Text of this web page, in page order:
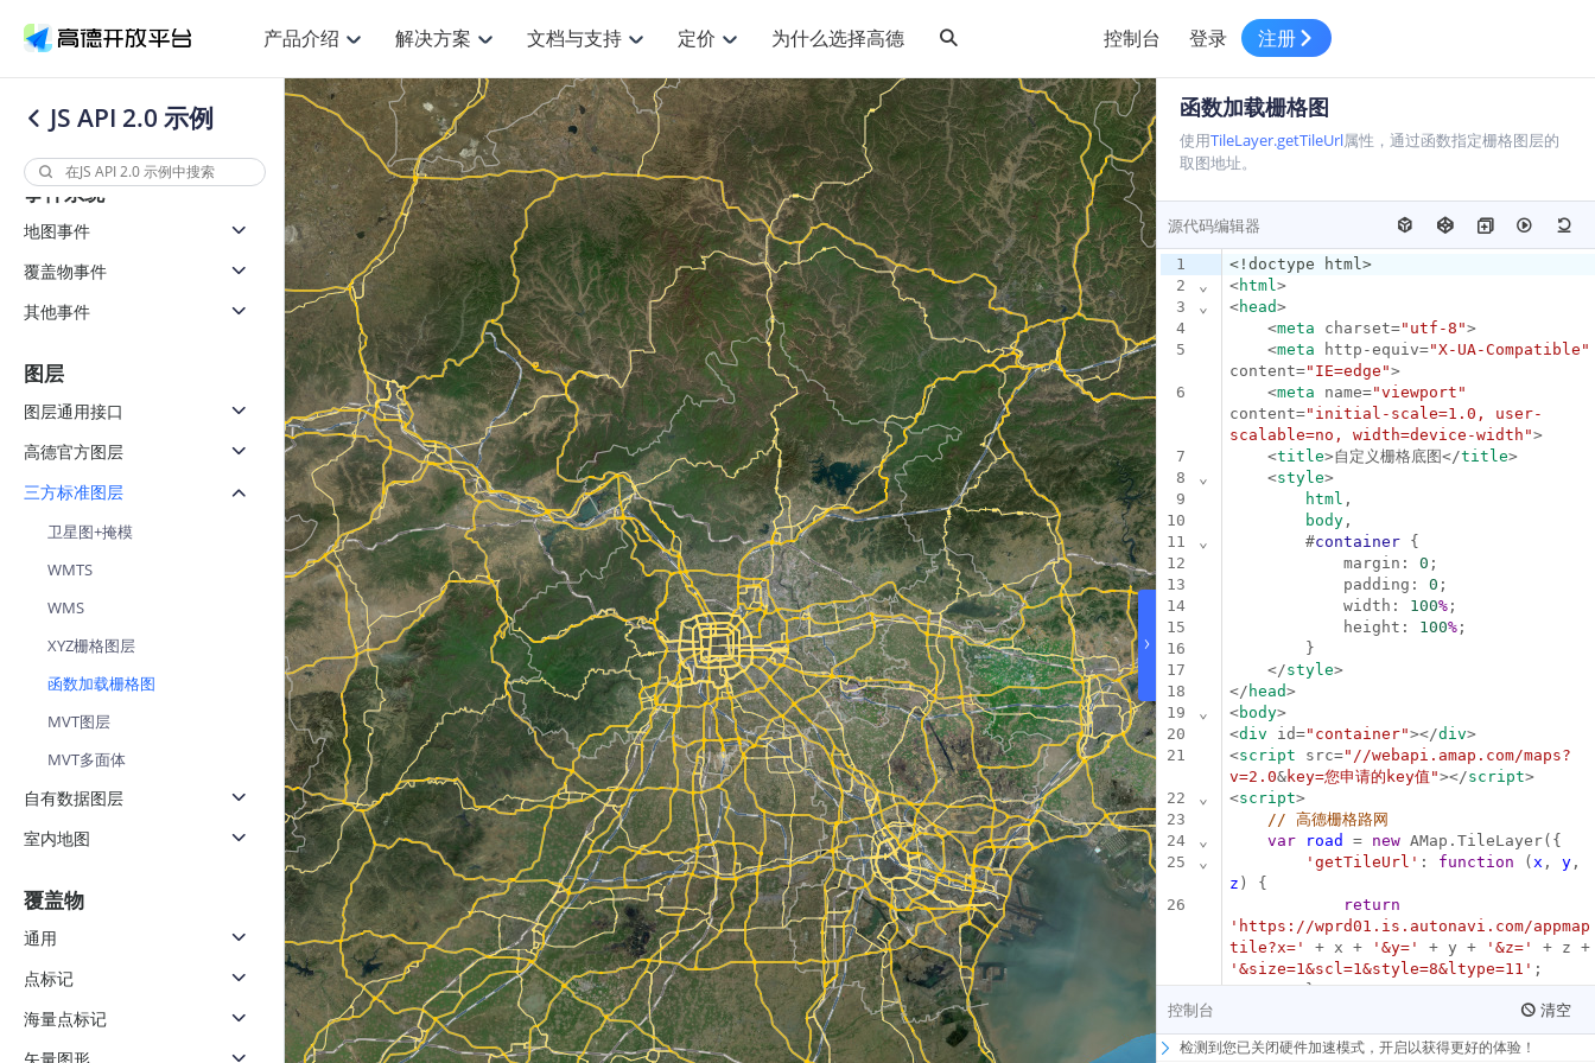
控制台 登录 注册
产品介绍
产品介绍
高德开放平台产品介绍
搜索定位
鸿蒙星河版定位SDK HOT
鸿蒙星河版定位SDK
搜索 HOT
位置、周边、行政区、ID等查询接口
Android iOS
定位 HOT
基于LBS的定位服务
API
Android iOS
地理/逆地理编码
位置名称与经纬度之间转换服务
API
JS Android iOS
地理围栏
虚拟空间围栏服务
API
Android iOS
天气查询
查询目标区域当前/未来天气
智能硬件定位
通过基站、Wifi获取位置信息
路线导航
鸿蒙星河版导航SDK NEW
鸿蒙星河版导航SDK
导航 HOT
轻松地在APP中加入导航能力
Android
iOS
路线规划 HOT
提供步行、驾车等规划能力
API
JS Android iOS
猎鹰服务
提供专业轨迹管理服务
API
Android iOS
货车路径规划
专业的货车路径规划服务
API
Android iOS
智能调度引擎
智能外勤调度，提升效益
物流服务
提供智慧物流API服务接口
公交信息查询
查询公交信息
交通路况查询
查询交通态势情况
高级路径规划
高级路径规划等能力
地图产品
鸿蒙星河版地图SDK HOT
鸿蒙星河版-轻量地图SDK
动态地图 HOT
动态地图展示、配置
API
JS Android iOS HarmonyOS
3D地图 HOT
3D动态地图展示、配置
地铁图
简单易用的移动端地铁线路图开发接口
JS
Android iOS
静态地图
灵活地将高德地图迁入应用网页
3D地形图
卫星地形图还原真实地形地貌
高级地图工具
世界地图 NEW
自定义地图
地图数据可视化 (LOCA)
地图数据中心 (GeoHUB)
坐标拾取器
高德地图URI Web
高德地图URI APP
三维模型转换
微信小程序插件
地图Flutter插件
地图名片
高德地图小程序
客户管理
员工管理
地图小程序API
空间智能开放平台
空间智能开放平台 NEW
用真实空间信息解答业务问题
解决方案
解决方案
提供各行业LBS解决方案
空间智能 NEW
提供LBS领域的Agent解决方案
智能手表 NEW
提供智能守护与运动出行解决方案
智能眼镜 NEW
智能眼镜实时导航及智慧出行解决方案
世界地图 NEW
面向开发者提供全球范围内LBS服务
智能两轮车 NEW
合规精确的两轮车场景导航
手机银行 NEW
提供手机银行APP地图应用
网格化营销 NEW
提供银行网格化营销场景应用
智慧交通
优化交通资源配置，赋能智慧交通系统
出行
提供网约车等出行场景解决方案
O2O
到店、到家等多种O2O业务解决方案
上门服务调度
提供上门业务调度解决方案
三农场景可视化 NEW
提供乡村振兴三农场景应用
社交
社交应用位置服务解决方案
运动
运动类应用解决方案
智能硬件
智能硬件LBS解决方案
零售铺货
零售快消行业，渠道铺货解决方案
智慧物流
针对物流行业提供解决方案
电商
电商物流行业解决方案
地址服务
综合地址服务，满足客户全景化需求
企业智图
一张图轻松管理企业数据
智能派单
一站式精准智能派单解决方案
文档与支持
文档与支持
高德开放平台开发文档与
服务支持
API
Web基础服务API
Web高级服务API
物流服务API
猎鹰服务 API
JS API
JS API
数据可视化JS API
地图组件
URI API
地铁图 JS API
Android 平台
Android 地图SDK
Android 轻量版地图SDK
Android 定位SDK
Android 导航SDK
Android 猎鹰SDK
iOS 平台
iOS 地图SDK
iOS 轻量版地图SDK
iOS 定位SDK
iOS 导航SDK
iOS 猎鹰SDK
鸿蒙星河版平台
鸿蒙星河版地图SDK
鸿蒙星河版定位SDK
鸿蒙星河版导航SDK NEW
MCP Server
高德开放平台 CLI
创建工单
技术服务
定价
定价
开放平台产品定价
产品定价
产品定价
技术服务许可
GeoHUB自定义地图
GeoHUB数据中心
产品升级
高级能力
企业智图SaaS
云图市场
为什么选择高德
热门推荐
Android定位
Android定位问题相关
浏览器定位 JS API提供Geolocation定位插件
逆地理编码 经纬度转换为详细结构化的地址
自定义地图 7大类44种地图元素可定制
认证开发商 商业授权相关问题
JS API 2.0 示例
坐标变换
其他坐标转高德坐标
事件系统
地图事件
覆盖物事件
其他事件
图层
图层通用接口
高德官方图层
三方标准图层
卫星图+掩模
WMTS
WMS
XYZ栅格图层
函数加载栅格图
MVT图层
MVT多面体
自有数据图层
室内地图
覆盖物
通用
点标记
海量点标记
›
函数加载栅格图
使用TileLayer.getTileUrl属性，通过函数指定栅格图层的
取图地址。
源代码编辑器
1
2
3
4
5
6
7
8
9
10
11
12
13
14
15
16
17
18
19
20
21
22
23
24
25
26
27
28
29
30
⌄
⌄
⌄
⌄
⌄
⌄
⌄
⌄
<!doctype html>
<html >
<head>
    <
meta charset="utf-8">
    <
meta http-equiv="X-UA-Compatible"
content="IE=edge">
    <
meta name="viewport"
content="initial-scale=1.0, user-
scalable=no, width=device-width">
    <
title>自定义栅格底图</title>
    <
style>
html ,
body ,
        #
container {
            margin:
0 ;
            padding:
0 ;
            width:
100% ;
            height:
100% ;
        }
    </
style>
</ head>
<body>
<div id="container"></div>
<script src="//webapi.amap.com/maps?
v=2.0&key=您申请的key值"></script>
<script>
// 高德栅格路网
var
road = new AMap.TileLayer({
'getTileUrl' : function ( x , y
z ) {
return
'https://wprd01.is.autonavi.com/appmap
tile?x='
+ x + '&y=' + y + '&z='
'&size=1&scl=1&style=8&ltype=11' ;
        },
'zIndex': 10
    });
控制台 清空
检测到您已关闭硬件加速模式，开启以获得更好的体验！